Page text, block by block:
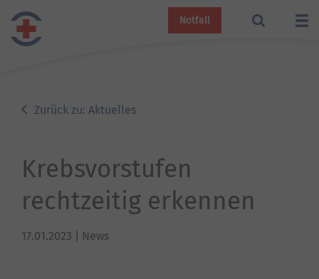
Notfall
Zurück zu: Aktuelles
Krebsvorstufen
rechtzeitig erkennen
17.01.2023 | News